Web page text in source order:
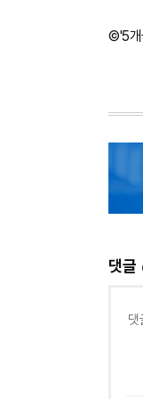
©'5개
댓글